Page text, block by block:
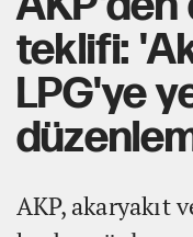
teklifi:
LPG'ye
AKP, akaryakıt